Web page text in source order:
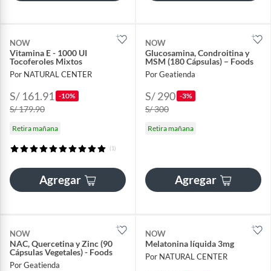
NOW
Vitamina E - 1000 UI
Tocoferoles Mixtos
Por NATURAL CENTER
S/ 161.91 -10%
S/ 179.90
Retira mañana
(1)
Agregar
NOW
Glucosamina, Condroitina y
MSM (180 Cápsulas) – Foods
Por Geatienda
S/ 290 -3%
S/ 300
Retira mañana
Agregar
NOW
NAC, Quercetina y Zinc (90
Cápsulas Vegetales) - Foods
Por Geatienda
NOW
Melatonina líquida 3mg
Por NATURAL CENTER